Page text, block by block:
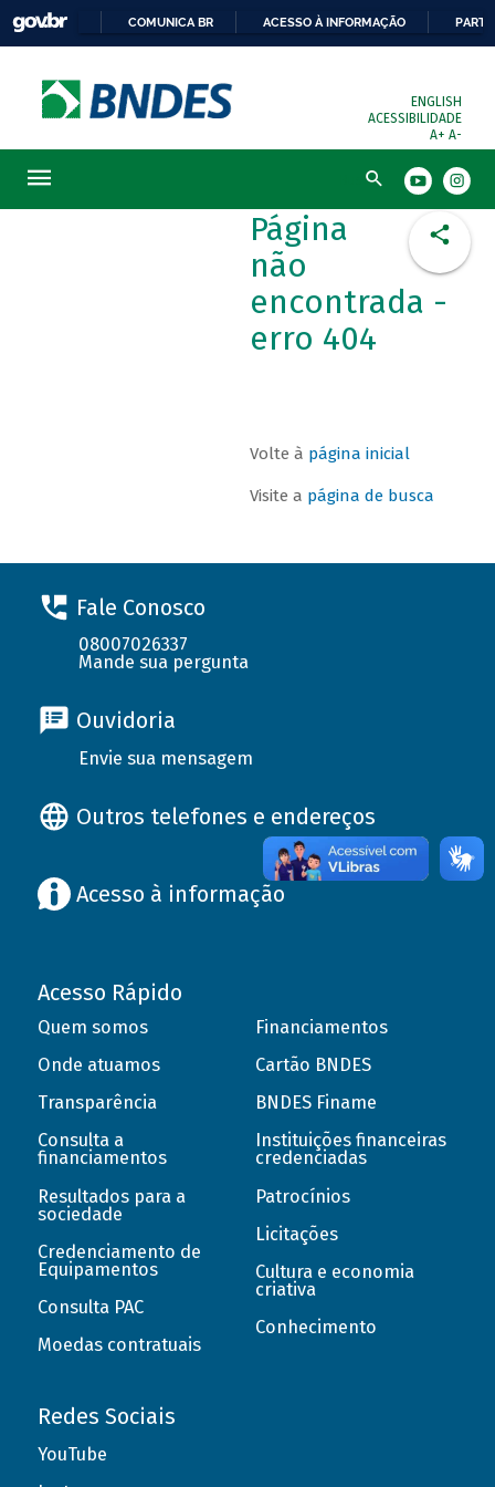
COMUNICA BR ACESSO À INFORMAÇÃO
ENGLISH
ACESSIBILIDADE
A+ A-
Busca
Página
não
encontrada -
erro 404
Volte à página inicial
Visite a página de busca
Fale Conosco
08007026337
Mande sua pergunta
Ouvidoria
Envie sua mensagem
Outros telefones e endereços
Acesso à informação
Acesso Rápido
Quem somos
Onde atuamos
Transparência
Consulta a
financiamentos
Resultados para a
sociedade
Credenciamento de
Equipamentos
Consulta PAC
Moedas contratuais
Financiamentos
Cartão BNDES
BNDES Finame
Instituições financeiras
credenciadas
Patrocínios
Licitações
Cultura e economia
criativa
Conhecimento
Redes Sociais
YouTube